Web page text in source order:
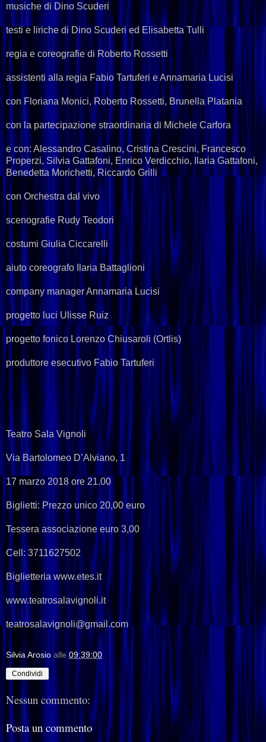
musiche di Dino Scuderi
testi e liriche di Dino Scuderi ed Elisabetta Tulli
regia e coreografie di Roberto Rossetti
assistenti alla regia Fabio Tartuferi e Annamaria Lucisi
con Floriana Monici, Roberto Rossetti, Brunella Platania
con la partecipazione straordinaria di Michele Carfora
e con: Alessandro Casalino, Cristina Crescini, Francesco
Properzi, Silvia Gattafoni, Enrico Verdicchio, Ilaria Gattafoni,
Benedetta Morichetti, Riccardo Grilli
con Orchestra dal vivo
scenografie Rudy Teodori
costumi Giulia Ciccarelli
aiuto coreografo Ilaria Battaglioni
company manager Annamaria Lucisi
progetto luci Ulisse Ruiz
progetto fonico Lorenzo Chiusaroli (Ortlis)
produttore esecutivo Fabio Tartuferi
Teatro Sala Vignoli
Via Bartolomeo D’Alviano, 1
17 marzo 2018 ore 21.00
Biglietti: Prezzo unico 20,00 euro
Tessera associazione euro 3,00
Cell: 3711627502
Biglietteria www.etes.it
www.teatrosalavignoli.it
teatrosalavignoli@gmail.com
Silvia Arosio alle 09:39:00
Condividi
Nessun commento:
Posta un commento